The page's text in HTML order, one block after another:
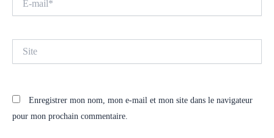
mail*
Enregistrer mon nom, mon e-mail et mon site dans le navigateur
pour mon prochain commentaire.